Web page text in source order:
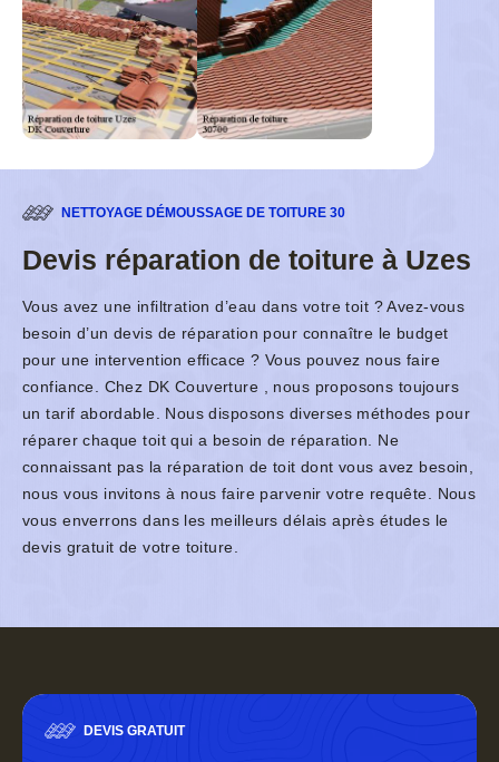
NETTOYAGE DÉMOUSSAGE DE TOITURE 30
Devis réparation de toiture à Uzes
Vous avez une infiltration d’eau dans votre toit ? Avez-vous
besoin d’un devis de réparation pour connaître le budget
pour une intervention efficace ? Vous pouvez nous faire
confiance. Chez DK Couverture , nous proposons toujours
un tarif abordable. Nous disposons diverses méthodes pour
réparer chaque toit qui a besoin de réparation. Ne
connaissant pas la réparation de toit dont vous avez besoin,
nous vous invitons à nous faire parvenir votre requête. Nous
vous enverrons dans les meilleurs délais après études le
devis gratuit de votre toiture.
DEVIS GRATUIT